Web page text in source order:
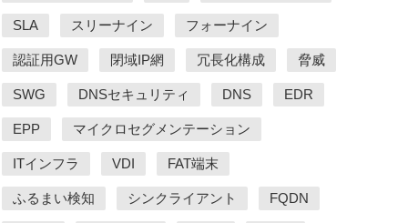
SLA スリーナイン フォーナイン
認証用GW 閉域IP網 冗長化構成 脅威
SWG DNSセキュリティ DNS EDR
EPP マイクロセグメンテーション
ITインフラ VDI FAT端末
ふるまい検知 シンクライアント FQDN